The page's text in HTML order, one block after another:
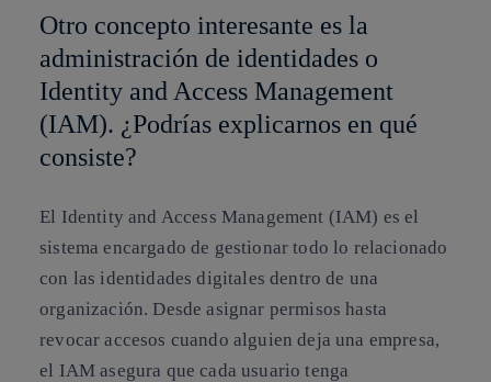
Otro concepto interesante es la
administración de identidades o
Identity and Access Management
(IAM). ¿Podrías explicarnos en qué
consiste?
El Identity and Access Management (IAM) es el
sistema encargado de gestionar todo lo relacionado
con las identidades digitales dentro de una
organización. Desde asignar permisos hasta
revocar accesos cuando alguien deja una empresa,
el IAM asegura que cada usuario tenga